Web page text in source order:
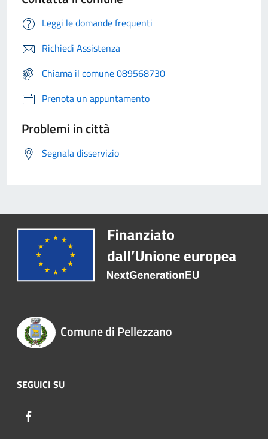
Leggi le domande frequenti
Richiedi Assistenza
Chiama il comune 089568730
Prenota un appuntamento
Problemi in città
Segnala disservizio
Comune di Pellezzano
SEGUICI SU